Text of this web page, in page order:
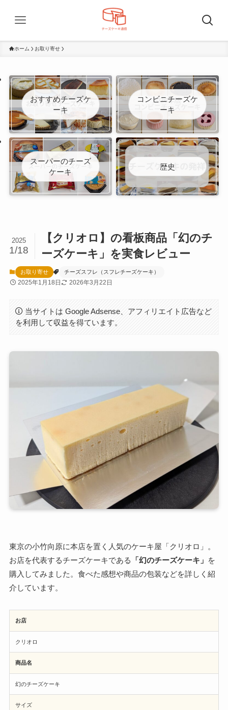
ホーム お取り寄せ
おすすめチーズケ
ーキ
コンビニチーズケ
ーキ
スーパーのチーズ
ケーキ
歴史
【クリオロ】の看板商品「幻のチ
ーズケーキ」を実食レビュー
2025
1/18
お取り寄せ チーズスフレ（スフレチーズケーキ）
2025年1月18日 2026年3月22日
当サイトは Google Adsense、アフィリエイト広告など
を利用して収益を得ています。
東京の小竹向原に本店を置く人気のケーキ屋「クリオロ」。
お店を代表するチーズケーキである
「幻のチーズケーキ」 を
購入してみました。食べた感想や商品の包装などを詳しく紹
介しています。
お店
クリオロ
商品名
幻のチーズケーキ
サイズ